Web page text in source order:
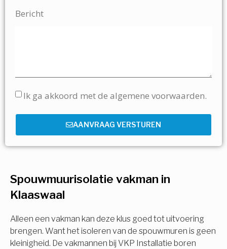
Spouwmuurisolatie vakman in
Klaaswaal
Alleen een vakman kan deze klus goed tot uitvoering
brengen. Want het isoleren van de spouwmuren is geen
kleinigheid. De vakmannen bij VKP Installatie boren
Bericht
Ik ga akkoord met de algemene voorwaarden.
AANVRAAG VERSTUREN